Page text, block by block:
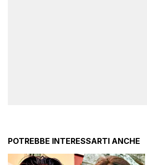
POTREBBE INTERESSARTI ANCHE